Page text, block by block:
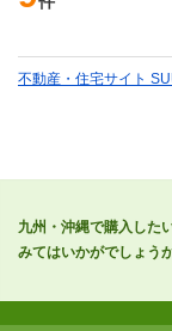
不動産・住宅サイト
九州・沖縄で購入した
みてはいかがでしょう